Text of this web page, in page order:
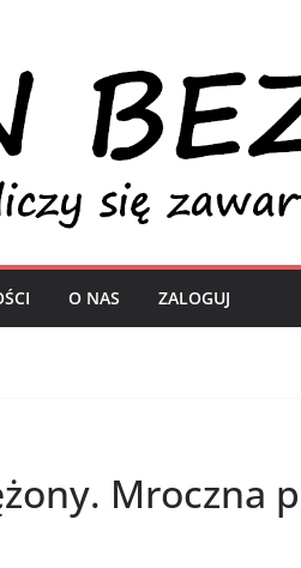
O NAS ZALOGUJ
Mroczna